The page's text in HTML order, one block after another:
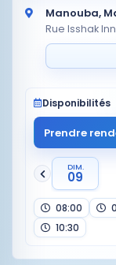
Manouba,
Rue Isshak
Disponibilités
Prendre
DIM.
09
08:00
10:30